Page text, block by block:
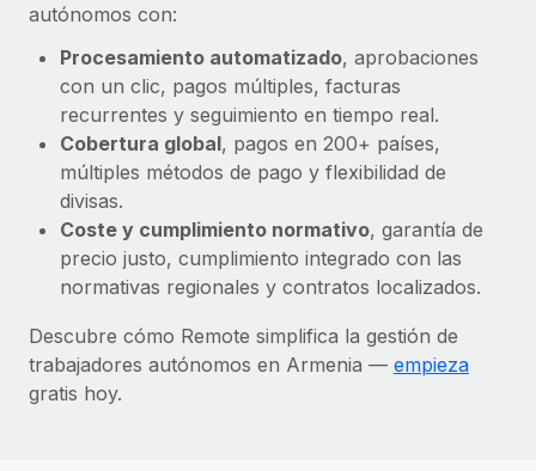
autónomos con:
Procesamiento automatizado, aprobaciones
con un clic, pagos múltiples, facturas
recurrentes y seguimiento en tiempo real.
Cobertura global, pagos en 200+ países,
múltiples métodos de pago y flexibilidad de
divisas.
Coste y cumplimiento normativo, garantía de
precio justo, cumplimiento integrado con las
normativas regionales y contratos localizados.
Descubre cómo Remote simplifica la gestión de
trabajadores autónomos en Armenia — empieza
gratis hoy.